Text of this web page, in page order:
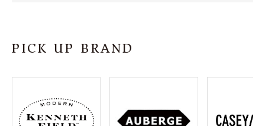
プライバシーポリシー
特定商取引法について
お問い合わせ
PICK UP BRAND